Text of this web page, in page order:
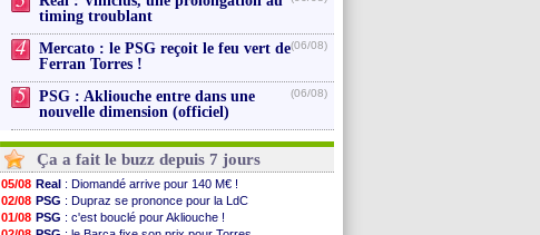
timing troublant
4
Mercato : le PSG reçoit le feu vert de
Ferran Torres !
(06/08)
5
PSG : Akliouche entre dans une
nouvelle dimension (officiel)
(06/08)
Ça a fait le buzz depuis 7 jours
05/08 Real : Diomandé arrive pour 140 M€ !
02/08 PSG : Dupraz se prononce pour la LdC
01/08 PSG : c'est bouclé pour Akliouche !